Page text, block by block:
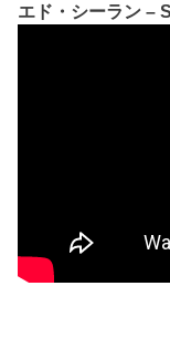
エド・シーラン –